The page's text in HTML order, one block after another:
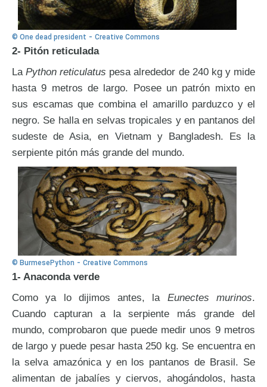
© One dead president - Creative Commons
2- Pitón reticulada
LaPython reticulatus pesa alrededor de 240 kg y mide
hasta 9 metros de largo. Posee un patrón mixto en
sus escamas que combina el amarillo parduzco y el
negro. Se halla en selvas tropicales y en pantanos del
sudeste de Asia, en Vietnam y Bangladesh. Es la
serpiente pitón más grande del mundo.
© BurmesePython - Creative Commons
1- Anaconda verde
Como ya lo dijimos antes, la Eunectes murinos.
Cuando capturan a la serpiente más grande del
mundo, comprobaron que puede medir unos 9 metros
de largo y puede pesar hasta 250 kg. Se encuentra en
la selva amazónica y en los pantanos de Brasil. Se
alimentan de jabalíes y ciervos, ahogándolos, hasta